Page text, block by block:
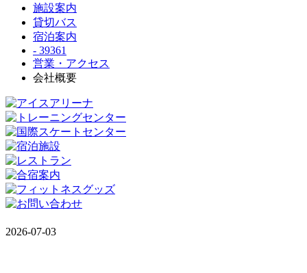
施設案内
貸切バス
宿泊案内
- 39361
営業・アクセス
会社概要
2026-07-03